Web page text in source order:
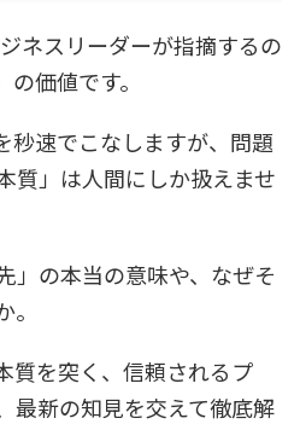
ネスリーダーが指摘するの
価値です。
秒速でこなしますが、問題
質」は人間にしか扱えませ
」の本当の意味や、なぜそ
質を突く、信頼されるプ
最新の知見を交えて徹底解